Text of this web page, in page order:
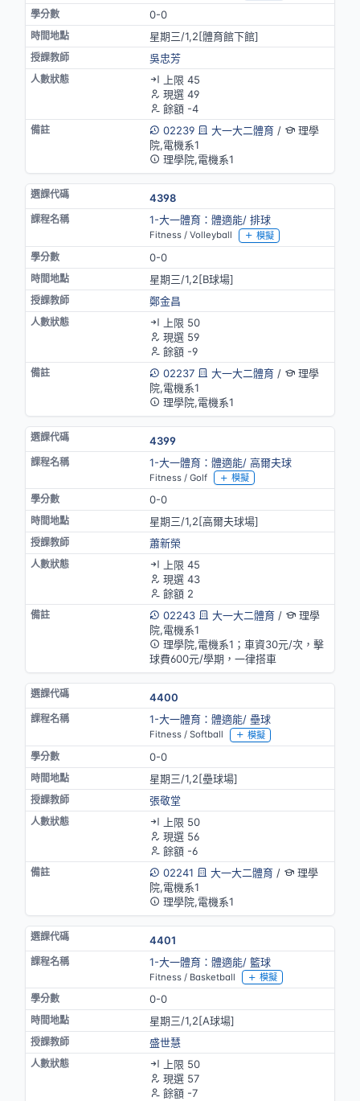
0-0
星期三/1,2[體育館下館]
吳忠芳
上限 45
現選 49
餘額 -4
02239
大一大二體育/
理學
院,電機系1
理學院,電機系1
4398
1-大一體育：體適能/ 排球
Fitness / Volleyball 模擬
0-0
星期三/1,2[B球場]
鄭金昌
上限 50
現選 59
餘額 -9
02237
大一大二體育/
理學
院,電機系1
理學院,電機系1
4399
1-大一體育：體適能/ 高爾夫球
Fitness / Golf 模擬
0-0
星期三/1,2[高爾夫球場]
蕭新榮
上限 45
現選 43
餘額 2
02243
大一大二體育/
理學
院,電機系1
理學院,電機系1；車資30元/次，擊
球費600元/學期，一律搭車
4400
1-大一體育：體適能/ 壘球
Fitness / Softball 模擬
0-0
星期三/1,2[壘球場]
張敬堂
上限 50
現選 56
餘額 -6
02241
大一大二體育/
理學
院,電機系1
理學院,電機系1
4401
1-大一體育：體適能/ 籃球
Fitness / Basketball 模擬
0-0
星期三/1,2[A球場]
盛世慧
上限 50
現選 57
餘額 -7